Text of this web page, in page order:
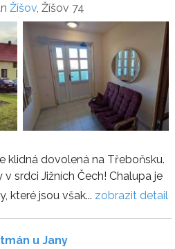
Žíšov , Žíšov 74
klidná dovolená na Třeboňsku.
srdci Jižních Čech! Chalupa je
které jsou však... zobrazit detail
u Jany